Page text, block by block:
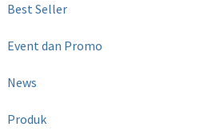
Best Seller
Event dan Promo
News
Produk